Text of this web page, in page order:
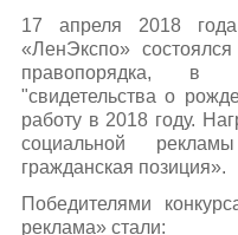
17 апреля 2018
«ЛенЭкспо»
правопорядка, в
"свидетельства о
работу в 2018 году.
социальной
гражданская позиция».
Победителями
реклама» стали: